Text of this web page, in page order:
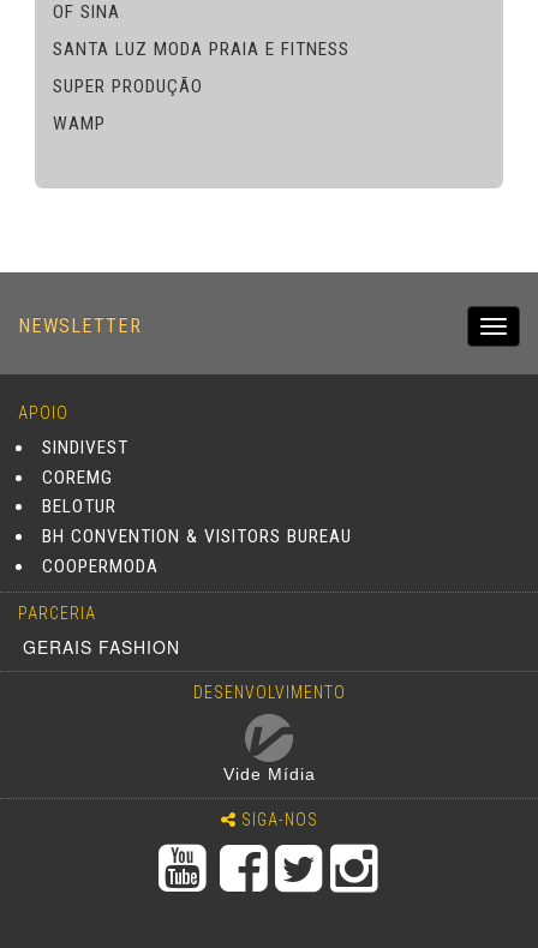
OF SINA
SANTA LUZ MODA PRAIA E FITNESS
SUPER PRODUÇÃO
WAMP
NEWSLETTER
APOIO
SINDIVEST
COREMG
BELOTUR
BH CONVENTION & VISITORS BUREAU
COOPERMODA
PARCERIA
GERAIS FASHION
DESENVOLVIMENTO
Vide Mídia
SIGA-NOS